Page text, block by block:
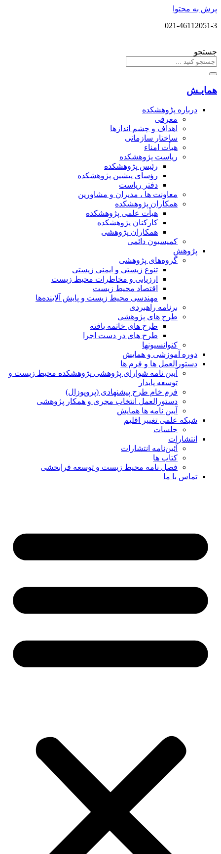
پرش به محتوا
021-46112051-3
جستجو
همایـش
درباره پڑوهشکده
معرفی
اهداف و چشم اندازها
ساختار سازمانی
هیأت امناء
ریاست پژوهشکده
رئیس پژوهشکده
رؤسای پیشین پژوهشکده
دفتر ریاست
معاونت ها ، مدیران و مشاورین
همکاران پژوهشکده
هیأت علمی پژوهشکده
کارکنان پژوهشکده
همکاران پژوهشی
کمیسیون دائمی
پڑوهش
گروه‌های پژوهشی
تنوع زیستی و ایمنی زیستی
ارزیابی و مخاطرات محیط زیست
اقتصاد محیط زیست
مهندسی محیط زیست و پایش آلاینده‌ها
برنامه راهبردی
طرح های پژوهشی
طرح های خاتمه یافته
طرح های در دست اجرا
کنوانسیونها
دوره آموزشی و همایش
دستورالعمل ها و فرم ها
آیین نامه شوارای پژوهشی پژوهشکده محیط زیست و
توسعه پایدار
فرم خام طرح پیشنهادی (پروپوزال)
دستورالعمل انتخاب مجری و همکار پژوهشی
آیین نامه ها همایش
شبکه علمی تغییر اقلیم
جلسات
انتشارات
آئین‌نامه انتشارات
کتاب ها
فصل نامه محیط زیست و توسعه فرابخشی
تماس با ما